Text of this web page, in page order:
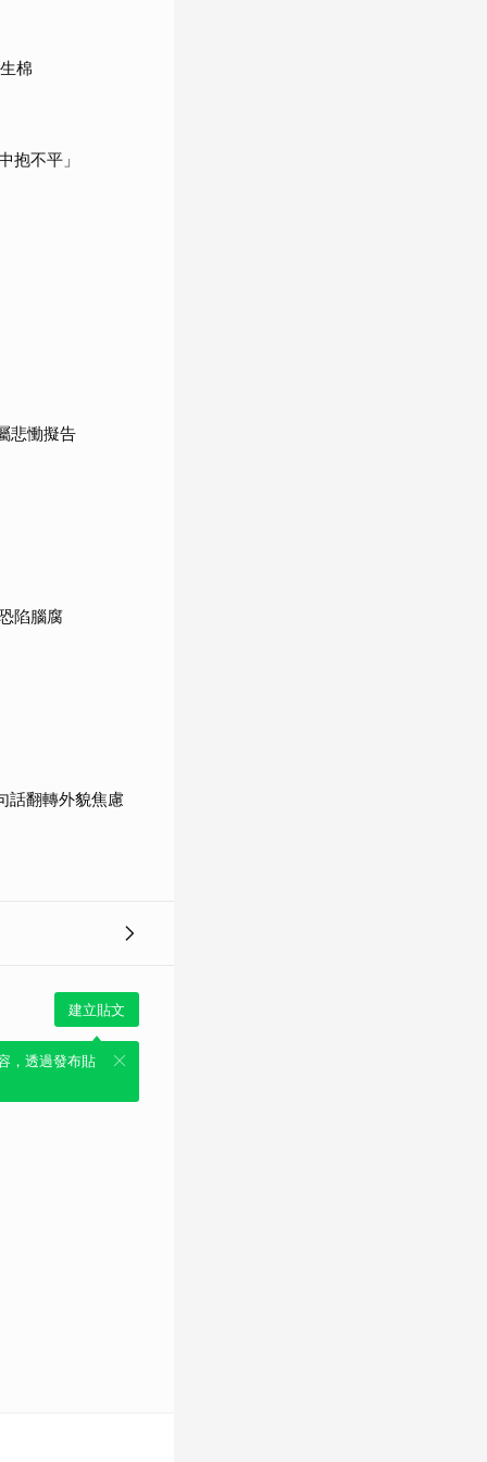
棉
抱不平」
悲慟擬告
陷腦腐
話翻轉外貌焦慮
建立貼文
，透過發布貼